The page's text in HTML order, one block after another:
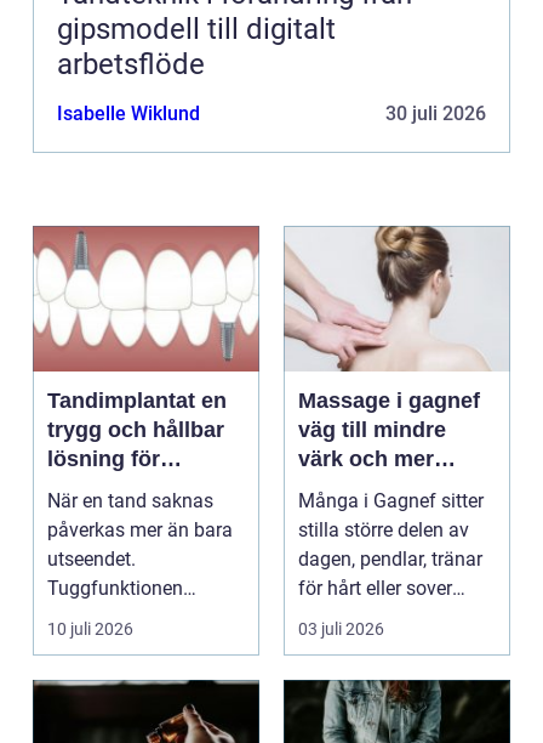
gipsmodell till digitalt
arbetsflöde
Isabelle Wiklund 30 juli 2026
Tandimplantat en
trygg och hållbar
lösning för
förlorade tänder
När en tand saknas
påverkas mer än bara
utseendet.
Tuggfunktionen
försämras, leendet
förändras och m...
10 juli 2026
Massage i gagnef
väg till mindre
värk och mer
vardagsenergi
Många i Gagnef sitter
stilla större delen av
dagen, pendlar, tränar
för hårt eller sover
dåligt. Axl...
03 juli 2026